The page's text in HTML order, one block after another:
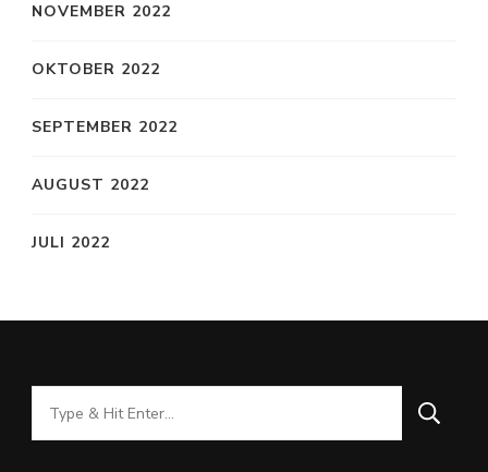
NOVEMBER 2022
OKTOBER 2022
SEPTEMBER 2022
AUGUST 2022
JULI 2022
Looking
for